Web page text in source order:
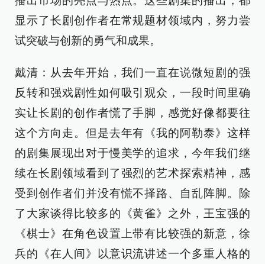
显示了长剧创作者在常规题材领域内，努力尝
试突破与创新的勇气和成果。
戴清：从去年开始，我们一直在说微短剧的强
反转和强戏剧性如何吸引观众，一段时间里确
实让长剧的创作者慌了手脚，感觉好像都要往
这个方向走。但是去年有《我的阿勒泰》这样
的剧集展现出对于慢美学的追求，今年我们继
续在长剧领域看到了强烈的艺术探索精神，感
受到创作者们并没有慌不择路、自乱阵脚。除
了大家谈得比较多的《黄雀》之外，王宝强的
《棋士》在角色设置上带有比较强的新意，徐
兵的《在人间》以意识流讲述一个多重人格的